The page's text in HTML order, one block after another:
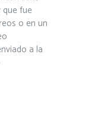
que fue
o en un
a la